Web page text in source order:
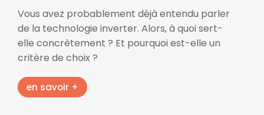
Vous avez probablement déjà entendu parler
de la technologie inverter. Alors, à quoi sert-
elle concrètement ? Et pourquoi est-elle un
critère de choix ?
en savoir +